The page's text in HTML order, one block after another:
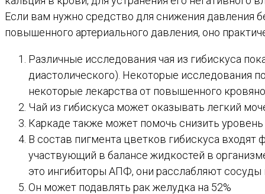
Если вам нужно средство для снижения давления
повышенного артериального давления, оно
Различные исследования чая из гибискуса
диастолического). Некоторые исследования
некоторые лекарства от повышенного
Чай из гибискуса может оказывать легкий
Каркаде также может помочь снизить
В состав пигмента цветков гибискуса
участвующий в балансе жидкостей в
это ингибиторы АПФ, они расслабляют
Он может подавлять рак желудка на 52%